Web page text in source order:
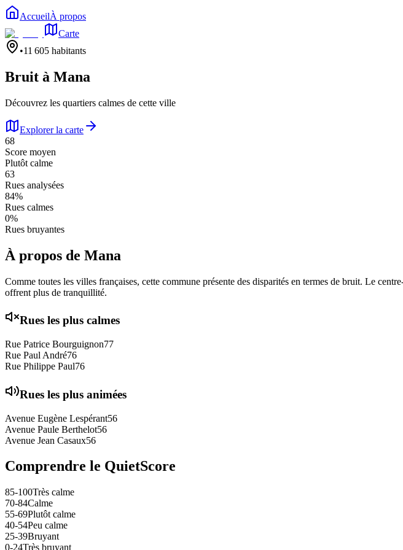
AccueilÀ propos
Carte
•11 605 habitants
Bruit à Mana
Découvrez les quartiers calmes de cette ville
Explorer la carte
68
Score moyen
Plutôt calme
63
Rues analysées
84%
Rues calmes
0%
Rues bruyantes
À propos de Mana
Comme toutes les villes françaises, cette commune présente des disparités en termes de bruit. Le
offrent plus de tranquillité.
Rues les plus calmes
Rue Patrice Bourguignon77
Rue Paul André76
Rue Philippe Paul76
Rues les plus animées
Avenue Eugène Lespérant56
Avenue Paule Berthelot56
Avenue Jean Casaux56
Comprendre le QuietScore
85-100Très calme
70-84Calme
55-69Plutôt calme
40-54Peu calme
25-39Bruyant
0-24Très bruyant